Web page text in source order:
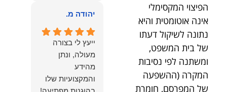
הפיצוי המקסימלי
אינה אוטומטית והיא
נתונה לשיקול דעתו
של בית המשפט,
ומשתנה לפי נסיבות
המקרה (ההשפעה
של המפרסם, חומרת
העוצמות
.והצגת אמת
.תודה לכם תמיד
תשאירו לי אור
בעניים .
רבה על המילים
והחמות! כיף
גדול לשמוע
שהרגשת בידיים
טובות. בשביל
הצוות שלנו זה
יהודה מ.
ייעץ לי בצורה
מעולה, ונתן
מהידע
והמקצועיות שלו